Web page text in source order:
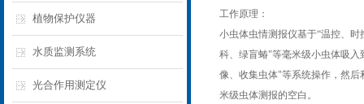
植物保护仪器
水质监测系统
光合作用测定仪
工作原理：
小虫体虫情测报仪基于“温控、
科、绿盲蝽"等毫米级小虫体吸入
像、收集虫体"等系统操作，然
米级虫体测报的空白。